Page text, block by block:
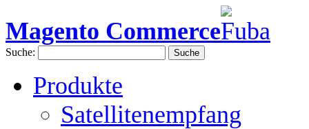
Magento Commerce
Suche: Suche
Produkte
Satellitenempfang